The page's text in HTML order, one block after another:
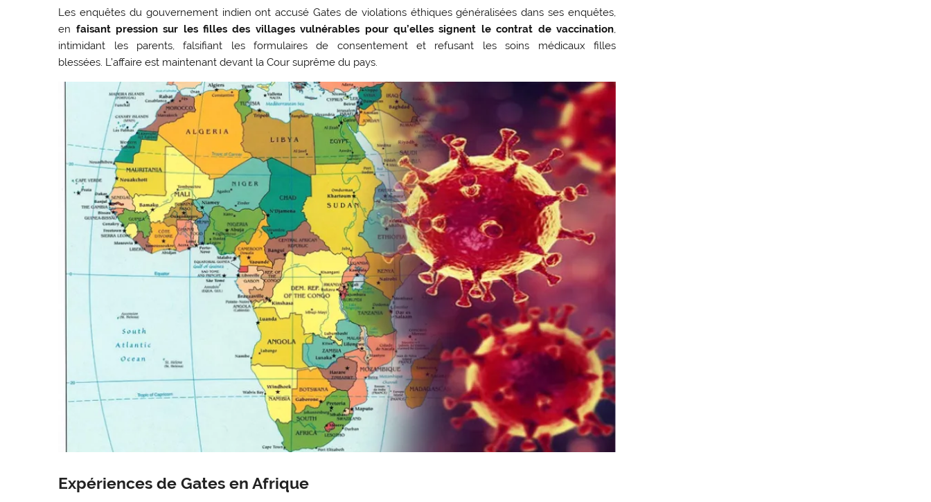
Les enquêtes du gouvernement indien ont accusé Gates de violations éthiques généralisées dans ses enquêtes,
en faisant pression sur les filles des villages vulnérables pour qu’elles signent le contrat de vaccination,
intimidant les parents, falsifiant les formulaires de consentement et refusant les soins médicaux filles
blessées. L’affaire est maintenant devant la Cour suprême du pays.
Expériences de Gates en Afrique